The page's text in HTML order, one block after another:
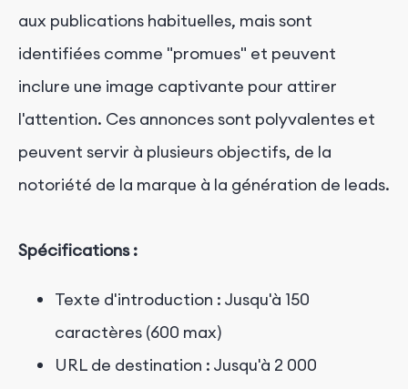
aux publications habituelles, mais sont
identifiées comme "promues" et peuvent
inclure une image captivante pour attirer
l'attention. Ces annonces sont polyvalentes et
peuvent servir à plusieurs objectifs, de la
notoriété de la marque à la génération de leads.
Spécifications :
Texte d'introduction : Jusqu'à 150
caractères (600 max)
URL de destination : Jusqu'à 2 000